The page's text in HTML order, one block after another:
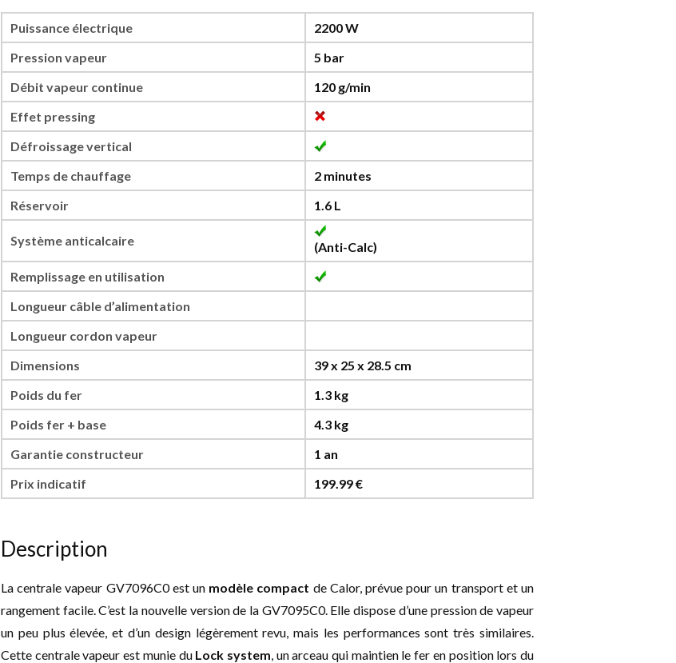
Puissance électrique
2200 W
Pression vapeur
5 bar
Débit vapeur continue
120 g/min
Effet pressing
Défroissage vertical
Temps de chauffage
2 minutes
Réservoir
1.6 L
Système anticalcaire
(Anti-Calc)
Remplissage en utilisation
Longueur câble d’alimentation
Longueur cordon vapeur
Dimensions
39 x 25 x 28.5 cm
Poids du fer
1.3 kg
Poids fer + base
4.3 kg
Garantie constructeur
1 an
Prix indicatif
199.99 €
Description
La centrale vapeur GV7096C0 est un modèle compact de Calor, prévue pour un transport et un
rangement facile. C’est la nouvelle version de la GV7095C0. Elle dispose d’une pression de vapeur
un peu plus élevée, et d’un design légèrement revu, mais les performances sont très similaires.
Cette centrale vapeur est munie du Lock system, un arceau qui maintien le fer en position lors du